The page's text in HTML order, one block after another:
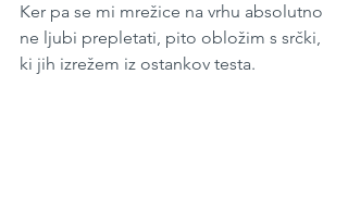
Ker pa se mi mrežice na vrhu absolutno
ne ljubi prepletati, pito obložim s srčki,
ki jih izrežem iz ostankov testa.